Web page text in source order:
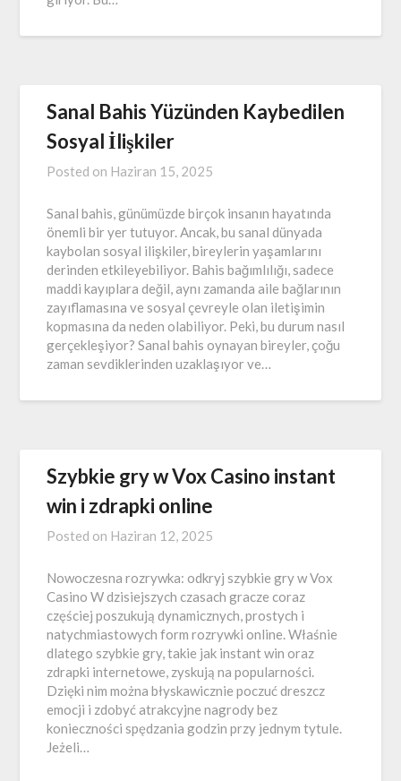
Sanal Bahis Yüzünden Kaybedilen
Sosyal İlişkiler
Posted on Haziran 15, 2025
Sanal bahis, günümüzde birçok insanın hayatında
önemli bir yer tutuyor. Ancak, bu sanal dünyada
kaybolan sosyal ilişkiler, bireylerin yaşamlarını
derinden etkileyebiliyor. Bahis bağımlılığı, sadece
maddi kayıplara değil, aynı zamanda aile bağlarının
zayıflamasına ve sosyal çevreyle olan iletişimin
kopmasına da neden olabiliyor. Peki, bu durum nasıl
gerçekleşiyor? Sanal bahis oynayan bireyler, çoğu
zaman sevdiklerinden uzaklaşıyor ve…
Szybkie gry w Vox Casino instant
win i zdrapki online
Posted on Haziran 12, 2025
Nowoczesna rozrywka: odkryj szybkie gry w Vox
Casino W dzisiejszych czasach gracze coraz
częściej poszukują dynamicznych, prostych i
natychmiastowych form rozrywki online. Właśnie
dlatego szybkie gry, takie jak instant win oraz
zdrapki internetowe, zyskują na popularności.
Dzięki nim można błyskawicznie poczuć dreszcz
emocji i zdobyć atrakcyjne nagrody bez
konieczności spędzania godzin przy jednym tytule.
Jeżeli…